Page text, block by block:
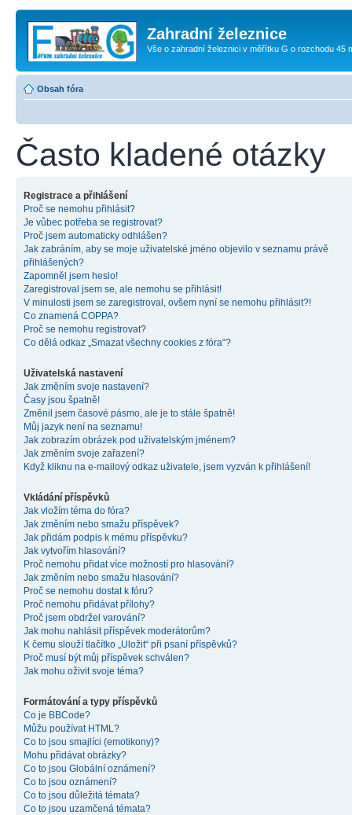
Zahradní železnice
Vše o zahradní železnici v měřítku G o rozchodu 45
Obsah fóra
Často kladené otázky
Registrace a přihlášení
Proč se nemohu přihlásit?
Je vůbec potřeba se registrovat?
Proč jsem automaticky odhlášen?
Jak zabráním, aby se moje uživatelské jméno objevilo v seznamu právě
přihlášených?
Zapomněl jsem heslo!
Zaregistroval jsem se, ale nemohu se přihlásit!
V minulosti jsem se zaregistroval, ovšem nyní se nemohu přihlásit?!
Co znamená COPPA?
Proč se nemohu registrovat?
Co dělá odkaz „Smazat všechny cookies z fóra“?
Uživatelská nastavení
Jak změním svoje nastavení?
Časy jsou špatně!
Změnil jsem časové pásmo, ale je to stále špatně!
Můj jazyk není na seznamu!
Jak zobrazím obrázek pod uživatelským jménem?
Jak změním svoje zařazení?
Když kliknu na e-mailový odkaz uživatele, jsem vyzván k přihlášení!
Vkládání příspěvků
Jak vložím téma do fóra?
Jak změním nebo smažu příspěvek?
Jak přidám podpis k mému příspěvku?
Jak vytvořím hlasování?
Proč nemohu přidat více možností pro hlasování?
Jak změním nebo smažu hlasování?
Proč se nemohu dostat k fóru?
Proč nemohu přidávat přílohy?
Proč jsem obdržel varování?
Jak mohu nahlásit příspěvek moderátorům?
K čemu slouží tlačítko „Uložit“ při psaní příspěvků?
Proč musí být můj příspěvek schválen?
Jak mohu oživit svoje téma?
Formátování a typy příspěvků
Co je BBCode?
Můžu používat HTML?
Co to jsou smajlíci (emotikony)?
Mohu přidávat obrázky?
Co to jsou Globální oznámení?
Co to jsou oznámení?
Co to jsou důležitá témata?
Co to jsou uzamčená témata?